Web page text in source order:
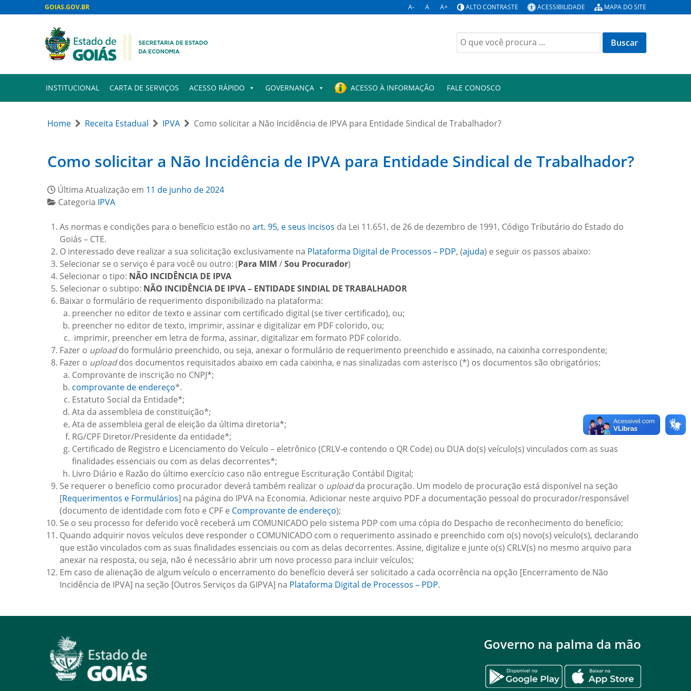
GOIAS.GOV.BR A- A A+ ALTO CONTRASTE ACESSIBILIDADE MAPA DO SITE
INSTITUCIONAL CARTA DE SERVIÇOS ACESSO RÁPIDO GOVERNANÇA ACESSO À INFORMAÇÃO FALE CONOSCO
Home Receita Estadual IPVA Como solicitar a Não Incidência de IPVA para Entidade Sindical de Trabalhador?
Como solicitar a Não Incidência de IPVA para Entidade Sindical de Trabalhador?
Última Atualização em 11 de junho de 2024
Categoria IPVA
As normas e condições para o benefício estão no art. 95, e seus incisos da Lei 11.651, de 26 de dezembro de 1991, Código Tributário do Estado do
Goiás – CTE.
O interessado deve realizar a sua solicitação exclusivamente na Plataforma Digital de Processos – PDP, (ajuda) e seguir os passos abaixo:
Selecionar se o serviço é para você ou outro: (Para MIM /Sou Procurador)
Selecionar o tipo: NÃO INCIDÊNCIA DE IPVA
Selecionar o subtipo: NÃO INCIDÊNCIA DE IPVA – ENTIDADE SINDIAL DE TRABALHADOR
Baixar o formulário de requerimento disponibilizado na plataforma:
preencher no editor de texto e assinar com certificado digital (se tiver certificado), ou;
preencher no editor de texto, imprimir, assinar e digitalizar em PDF colorido, ou;
imprimir, preencher em letra de forma, assinar, digitalizar em formato PDF colorido.
Fazer o uploaddo formulário preenchido, ou seja, anexar o formulário de requerimento preenchido e assinado, na caixinha correspondente;
Fazer o uploaddos documentos requisitados abaixo em cada caixinha, e nas sinalizadas com asterisco (*) os documentos são obrigatórios:
Comprovante de inscrição no CNPJ*;
comprovante de endereço*.
Estatuto Social da Entidade*;
Ata da assembleia de constituição*;
Ata de assembleia geral de eleição da última diretoria*;
RG/CPF Diretor/Presidente da entidade*;
Certificado de Registro e Licenciamento do Veículo – eletrônico (CRLV-e contendo o QR Code) ou DUA do(s) veículo(s) vinculados com as suas
finalidades essenciais ou com as delas decorrentes*;
Livro Diário e Razão do último exercício caso não entregue Escrituração Contábil Digital;
Se requerer o benefício como procurador deverá também realizar o uploadda procuração. Um modelo de procuração está disponível na seção
[Requerimentos e Formulários] na página do IPVA na Economia. Adicionar neste arquivo PDF a documentação pessoal do procurador/responsável
(documento de identidade com foto e CPF e Comprovante de endereço);
Se o seu processo for deferido você receberá um COMUNICADO pelo sistema PDP com uma cópia do Despacho de reconhecimento do benefício;
Quando adquirir novos veículos deve responder o COMUNICADO com o requerimento assinado e preenchido com o(s) novo(s) veículo(s), declarando
que estão vinculados com as suas finalidades essenciais ou com as delas decorrentes. Assine, digitalize e junte o(s) CRLV(s) no mesmo arquivo para
anexar na resposta, ou seja, não é necessário abrir um novo processo para incluir veículos;
Em caso de alienação de algum veículo o encerramento do benefício deverá ser solicitado a cada ocorrência na opção [Encerramento de Não
Incidência de IPVA] na seção [Outros Serviços da GIPVA] na Plataforma Digital de Processos – PDP.
Governo na palma da mão